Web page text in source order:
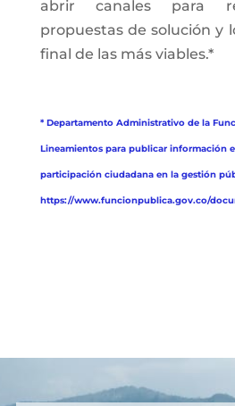
abrir canales para
propuestas de solución y
final de las más viables.*
* Departamento Administrativo de la
Lineamientos para publicar información
participación ciudadana en la gestión
https://www.funcionpublica.gov.co/